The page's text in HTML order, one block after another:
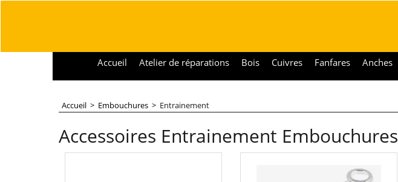
Accueil Atelier de réparations Bois Cuivres Fanfares Anches
Accueil > Embouchures > Entrainement
Accessoires Entrainement Embouchures